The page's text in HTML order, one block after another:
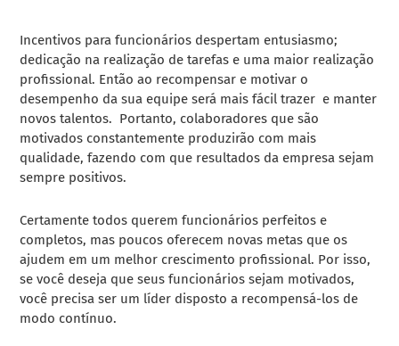
Incentivos para funcionários despertam entusiasmo;
dedicação na realização de tarefas e uma maior realização
profissional. Então ao recompensar e motivar o
desempenho da sua equipe será mais fácil trazer e manter
novos talentos. Portanto, colaboradores que são
motivados constantemente produzirão com mais
qualidade, fazendo com que resultados da empresa sejam
sempre positivos.
Certamente todos querem funcionários perfeitos e
completos, mas poucos oferecem novas metas que os
ajudem em um melhor crescimento profissional. Por isso,
se você deseja que seus funcionários sejam motivados,
você precisa ser um líder disposto a recompensá-los de
modo contínuo.